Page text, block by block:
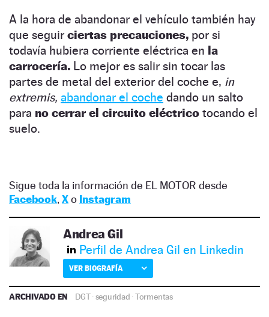
A la hora de abandonar el vehículo también hay
que seguir ciertas precauciones, por si
todavía hubiera corriente eléctrica en la
carrocería. Lo mejor es salir sin tocar las
partes de metal del exterior del coche e, in
extremis, abandonar el coche dando un salto
para no cerrar el circuito eléctrico tocando el
suelo.
Sigue toda la información de EL MOTOR desde
Facebook, Xo Instagram
Andrea Gil
Perfil de Andrea Gil en Linkedin
VER BIOGRAFÍA
ARCHIVADO EN DGT·seguridad ·Tormentas